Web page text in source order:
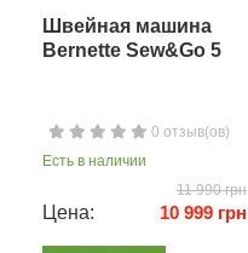
Швейная машина
Bernette Sew&Go 5
0 отзыв(ов)
Есть в наличии
11 990 грн
Цена: 10 999 грн